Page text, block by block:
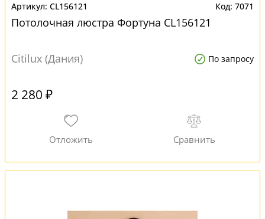
CL156121 7071
Потолочная люстра Фортуна CL156121
Citilux (Дания) По запросу
2 280 ₽